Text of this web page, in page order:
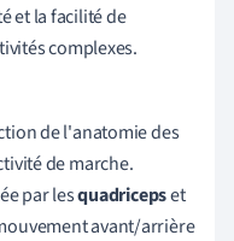
et la facilité de
complexes.
de l'anatomie des
de marche.
par lesquadricepset
avant/arrière